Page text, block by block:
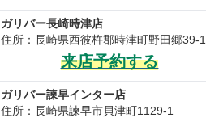
ガリバー長崎時津店
住所：長崎県西彼杵郡時津町野田郷39-1
来店予約する
ガリバー諫早インター店
住所：長崎県諫早市貝津町1129-1